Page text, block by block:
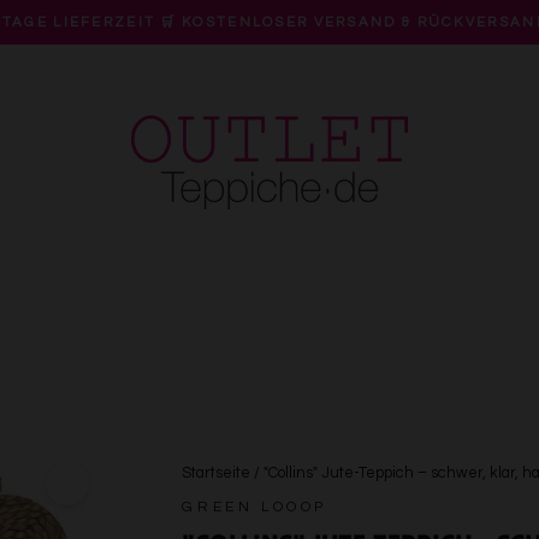
Pause
LIEFERZEIT 🛒 KOSTENLOSER VERSAND &
Startseite / "Collins" Jute-Teppich – schwer, klar,
GREEN LOOOP